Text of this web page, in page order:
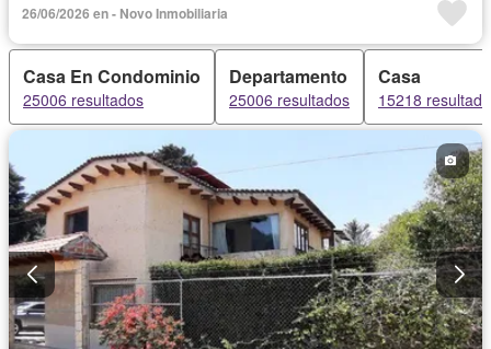
26/06/2026 en - Novo Inmobiliaria
Casa En Condominio
25006 resultados
Departamento
25006 resultados
Casa
15218